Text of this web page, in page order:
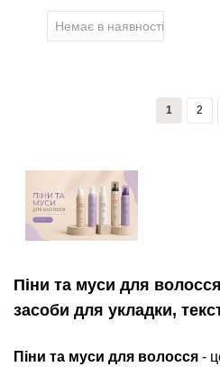
Немає в наявності
1 2
Піни та муси для
засоби для укладки,
Піни та муси для волосся -